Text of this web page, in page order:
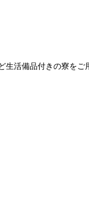
生活備品付きの寮をご